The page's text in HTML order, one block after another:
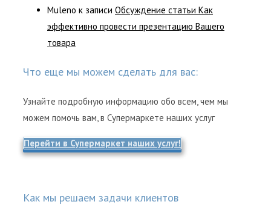
Muleno к записи Обсуждение статьи Как
эффективно провести презентацию Вашего
товара
Что еще мы можем сделать для вас:
Узнайте подробную информацию обо всем, чем мы
можем помочь вам, в Супермаркете наших услуг
Перейти в Супермаркет наших услуг!
Как мы решаем задачи клиентов